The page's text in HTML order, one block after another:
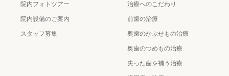
院内フォトツアー
院内設備のご案内
スタッフ募集
治療へのこだわり
前歯の治療
奥歯のかぶせもの治療
奥歯のつめもの治療
失った歯を補う治療